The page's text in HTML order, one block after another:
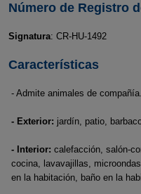
Número de Registro
Signatura: CR-HU-1492
Características
- Admite animales de compañía.
- Exterior: jardín, patio,
- Interior: calefacción, salón-
cocina, lavavajillas,
en la habitación, baño en la